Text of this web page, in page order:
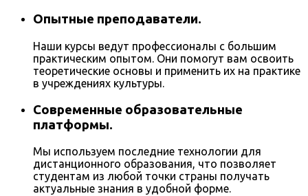
Опытные преподаватели.
Наши курсы ведут профессионалы с большим
практическим опытом. Они помогут вам освоить
теоретические основы и применить их на практике
в учреждениях культуры.
Современные образовательные
платформы.
Мы используем последние технологии для
дистанционного образования, что позволяет
студентам из любой точки страны получать
актуальные знания в удобной форме.